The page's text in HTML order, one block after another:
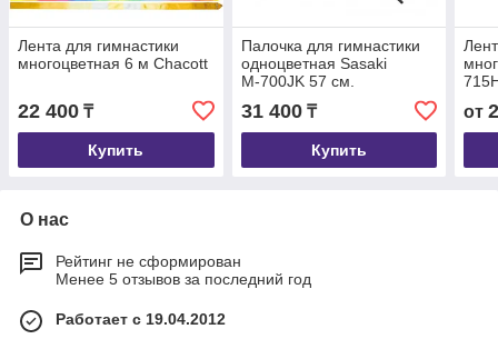
Лента для гимнастики
многоцветная 6 м Chacott
22 400 ₸
Купить
Палочка для гимнастики
одноцветная Sasaki
М-700JK 57 см.
31 400₸
Купить
от
О нас
Рейтинг не сформирован
Менее 5 отзывов за последний год
Работает с 19.04.2012